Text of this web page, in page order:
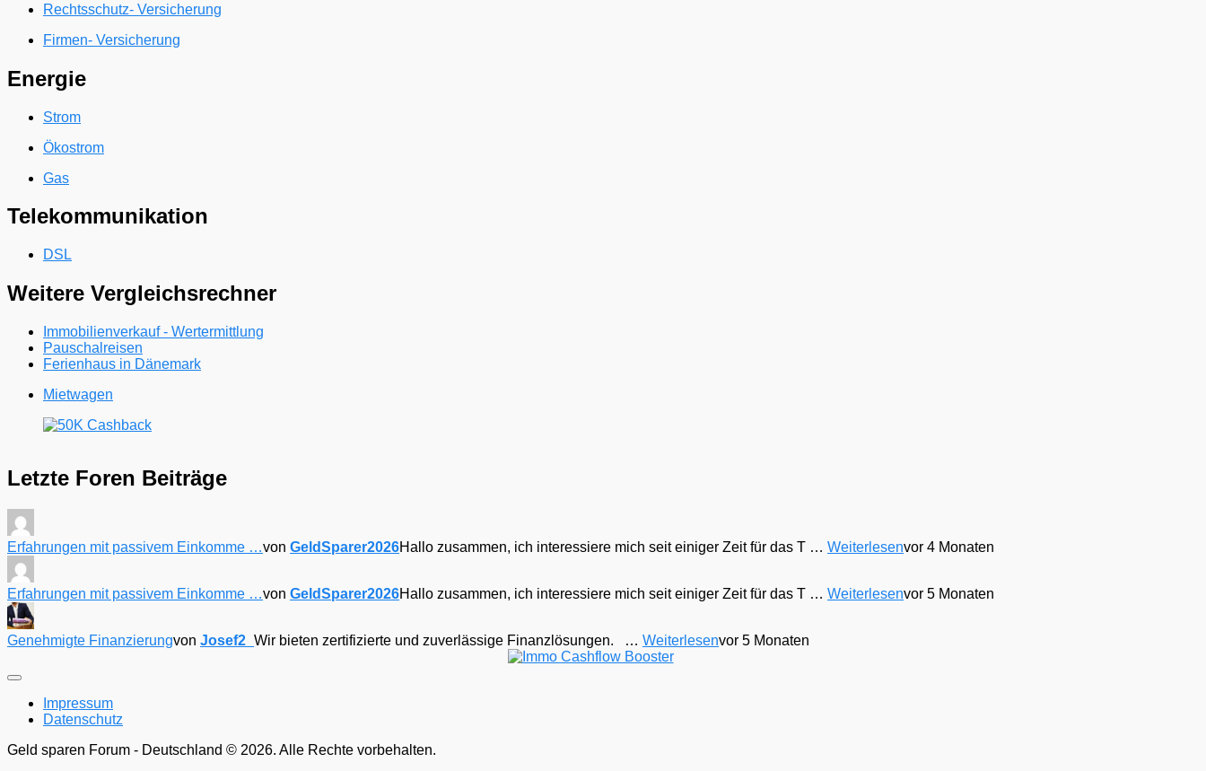
Rechtsschutz- Versicherung
Firmen- Versicherung
Energie
Strom
Ökostrom
Gas
Telekommunikation
DSL
Weitere Vergleichsrechner
Immobilienverkauf - Wertermittlung
Pauschalreisen
Ferienhaus in Dänemark
Mietwagen
Letzte Foren Beiträge
Erfahrungen mit passivem Einkomme …von GeldSparer2026Hallo zusammen, ich interessiere mich seit einiger Zeit für das T … Weiterlesenvor 4 Monaten
Erfahrungen mit passivem Einkomme …von GeldSparer2026Hallo zusammen, ich interessiere mich seit einiger Zeit für das T … Weiterlesenvor 5 Monaten
Genehmigte Finanzierungvon Josef2_ Wir bieten zertifizierte und zuverlässige Finanzlösungen. … Weiterlesenvor 5 Monaten
Impressum
Datenschutz
Geld sparen Forum - Deutschland © 2026. Alle Rechte vorbehalten.